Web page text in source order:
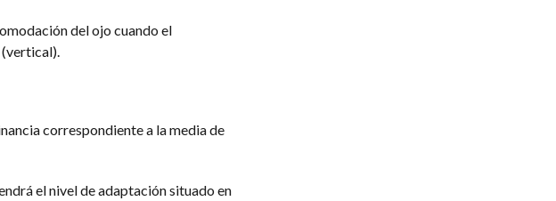
del ojo cuando el
correspondiente a la media de
el nivel de adaptación situado en